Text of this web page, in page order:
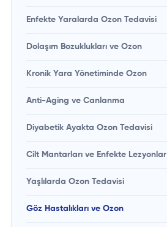
Enfekte Yaralarda Ozon Tedavisi
Dolaşım Bozuklukları ve Ozon
Kronik Yara Yönetiminde Ozon
Anti-Aging ve Canlanma
Diyabetik Ayakta Ozon Tedavisi
Cilt Mantarları ve Enfekte Lezyonlar
Yaşlılarda Ozon Tedavisi
Göz Hastalıkları ve Ozon